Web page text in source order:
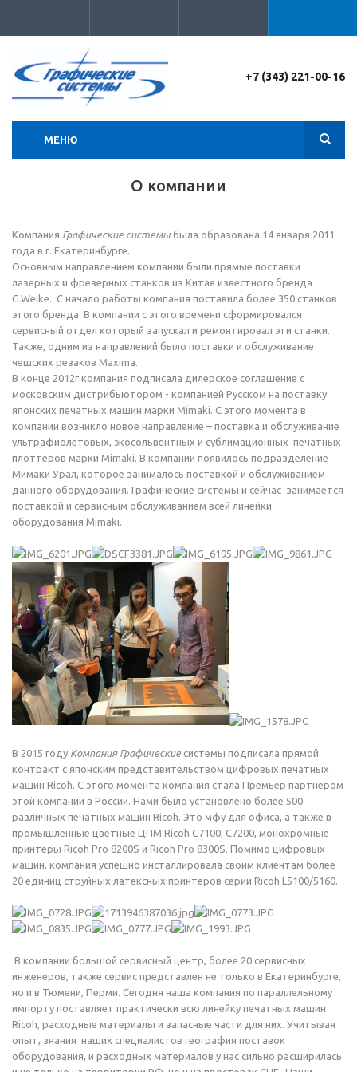
+7 (343) 221-00-16
МЕНЮ
О компании
Компания Графические системы была образована 14 января 2011
года в г. Екатеринбурге.
Основным направлением компании были прямые поставки
лазерных и фрезерных станков из Китая известного бренда
G.Weikе. С начало работы компания поставила более 350 станков
этого бренда. В компании с этого времени сформировался
сервисный отдел который запускал и ремонтировал эти станки.
Также, одним из направлений было поставки и обслуживание
чешских резаков Maxima.
В конце 2012г компания подписала дилерское соглашение с
московским дистрибьютором - компанией Русском на поставку
японских печатных машин марки Mimaki. С этого момента в
компании возникло новое направление – поставка и обслуживание
ультрафиолетовых, экосольвентных и сублимационных печатных
плоттеров марки Mimaki. В компании появилось подразделение
Мимаки Урал, которое занималось поставкой и обслуживанием
данного оборудования. Графические системы и сейчас занимается
поставкой и сервисным обслуживанием всей линейки
оборудования Mimaki.
В 2015 году Компания Графические системы подписала прямой
контракт с японским представительством цифровых печатных
машин Ricoh. С этого момента компания стала Премьер партнером
этой компании в России. Нами было установлено более 500
различных печатных машин Riсoh. Это мфу для офиса, а также в
промышленные цветные ЦПМ Ricoh C7100, С7200, монохромные
принтеры Ricoh Pro 8200S и Ricoh Pro 8300S. Помимо цифровых
машин, компания успешно инсталлировала своим клиентам более
20 единиц струйных латексных принтеров серии Ricoh L5100/5160.
В компании большой сервисный центр, более 20 сервисных
инженеров, также сервис представлен не только в Екатеринбурге,
но и в Тюмени, Перми. Сегодня наша компания по параллельному
импорту поставляет практически всю линейку печатных машин
Ricoh, расходные материалы и запасные части для них. Учитывая
опыт, знания наших специалистов география поставок
оборудования, и расходных материалов у нас сильно расширилась